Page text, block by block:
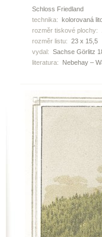
Schloss Friedland
technika: kolorovaná
rozměr tiskové plochy:
rozměr listu: 23 x 15,5
vydal: Sachse Görlitz
literatura:
Nebehay –